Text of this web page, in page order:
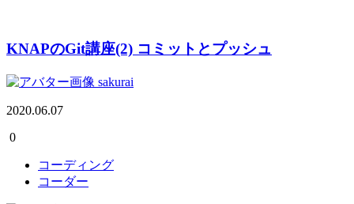
KNAPのGit講座(2) コミットとプッシュ
sakurai
2020.06.07
0
コーディング
コーダー